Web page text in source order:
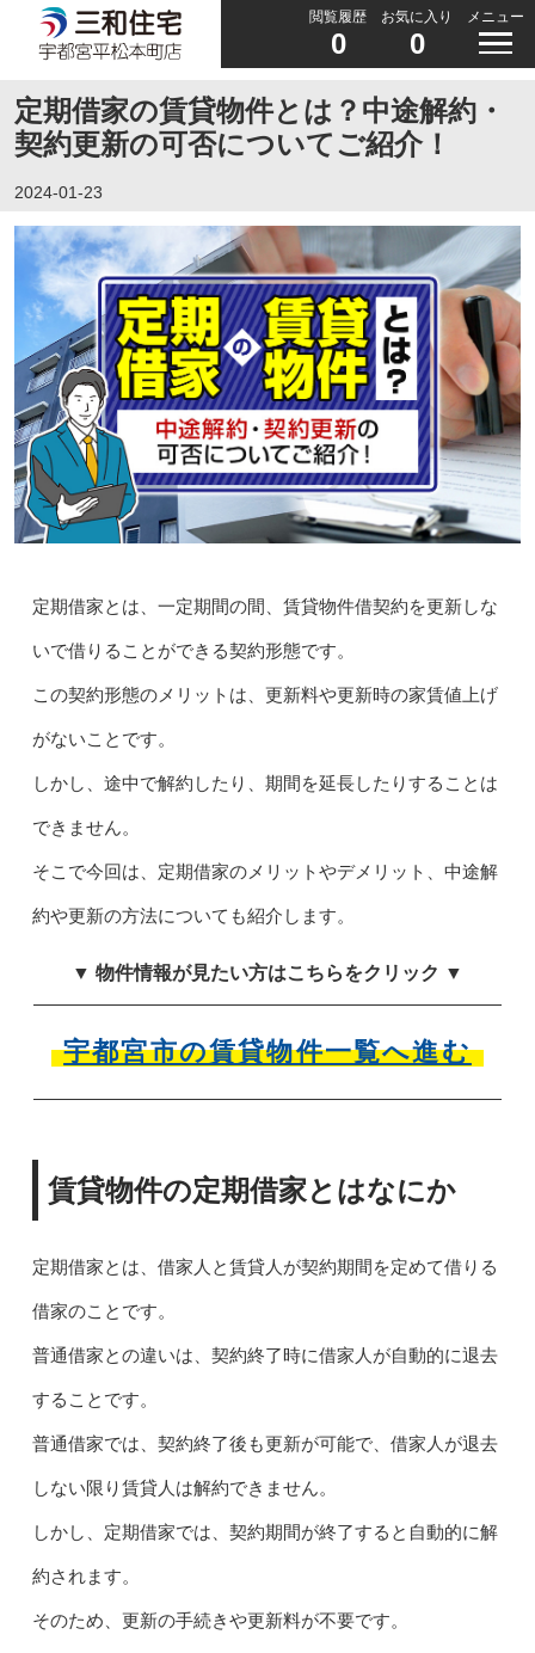
閲覧履歴
0
お気に入り
0
メニュー
定期借家の賃貸物件とは？中途解約・
契約更新の可否についてご紹介！
2024-01-23
定期借家とは、一定期間の間、賃貸物件借契約を更新しな
いで借りることができる契約形態です。
この契約形態のメリットは、更新料や更新時の家賃値上げ
がないことです。
しかし、途中で解約したり、期間を延長したりすることは
できません。
そこで今回は、定期借家のメリットやデメリット、中途解
約や更新の方法についても紹介します。
▼ 物件情報が見たい方はこちらをクリック ▼
宇都宮市の賃貸物件一覧へ進む
賃貸物件の定期借家とはなにか
定期借家とは、借家人と賃貸人が契約期間を定めて借りる
借家のことです。
普通借家との違いは、契約終了時に借家人が自動的に退去
することです。
普通借家では、契約終了後も更新が可能で、借家人が退去
しない限り賃貸人は解約できません。
しかし、定期借家では、契約期間が終了すると自動的に解
約されます。
そのため、更新の手続きや更新料が不要です。